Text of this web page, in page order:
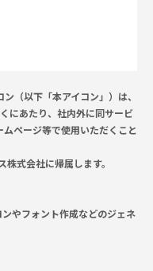
（以下「本アイコン」）は、
にあたり、社内外に同サービ
ページ等で使用いただくこと
式会社に帰属します。
やフォント作成などのジェネ